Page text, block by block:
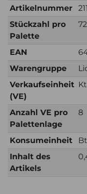
Artikelnummer
Stückzahl pro
Palette
EAN
Warengruppe
Verkaufseinheit
(VE)
Anzahl VE pro
Palettenlage
8
Konsumeinheit
Inhalt des
Artikels